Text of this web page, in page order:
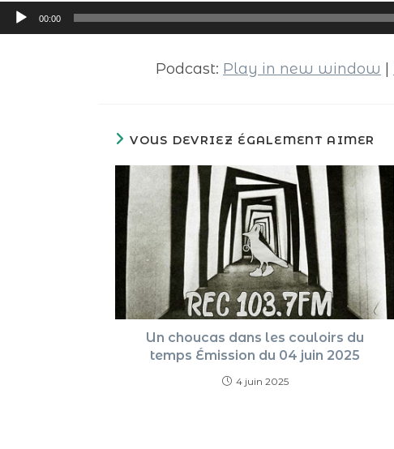
Lecteur
audio
00:00
Podcast: Play in new window
VOUS DEVRIEZ ÉGALEMENT AIMER
Un choucas dans les couloirs du
temps Émission du 04 juin 2025
4 juin 2025